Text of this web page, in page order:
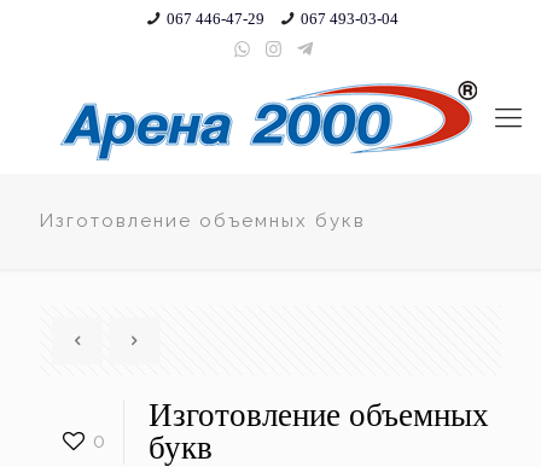
067 446-47-29 067 493-03-04
Изготовление объемных букв
0
Изготовление объемных
букв